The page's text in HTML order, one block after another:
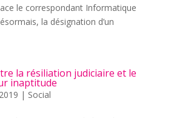
le correspondant Informatique
la désignation d’un
la résiliation judiciaire et le
inaptitude
| Social